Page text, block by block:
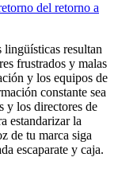
del retorno a
resultan
frustrados y malas
y los equipos de
constante sea
y los directores de
estandarizar la
de tu marca siga
escaparate y caja.